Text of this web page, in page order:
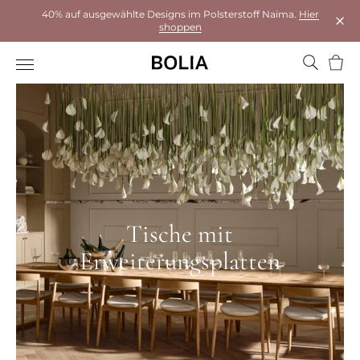
40% auf ausgewählte Designs im Polsterstoff Naima. Hier
shoppen
Tische mit
Erweiterungsplatten